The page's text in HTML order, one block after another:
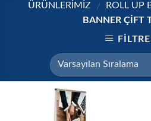
ÜRÜNLERİMİZ / ROLL UP
BANNER ÇIFT